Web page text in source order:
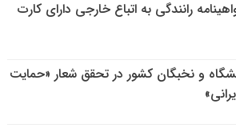
رانندگی به اتباع خارجی دارای کارت
و نخبگان کشور در تحقق شعار «حمایت